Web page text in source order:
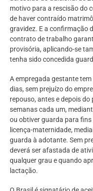
motivo para a rescisão do
de haver contraído
gravidez. E a confirmação
contrato de trabalho
provisória, aplicando-se
tenha sido concedida
A empregada gestante
dias, sem prejuízo do
repouso, antes e depois
semanas cada um,
ou obtiver guarda para
licença-maternidade,
guarda à adotante. Sem
deverá ser afastada de
qualquer grau e quando
lactação.